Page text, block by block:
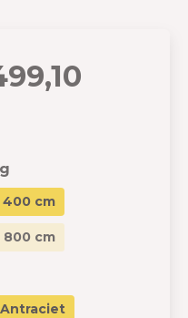
cm
800 cm
Antraciet